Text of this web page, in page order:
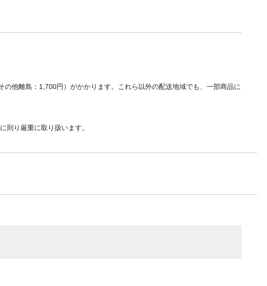
他離島：1,700円）がかかります。これら以外の配送地域でも、一部商品に
則り厳重に取り扱います。